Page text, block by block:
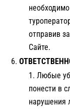
отправив
Сайте.
Любые
понести в
нарушения